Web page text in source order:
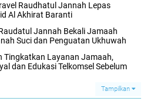
Raudhatul Jannah Lepas
Al Akhirat Baranti
Jannah Bekali Jamaah
Suci dan Penguatan Ukhuwah
Tingkatkan Layanan Jamaah,
dan Edukasi Telkomsel Sebelum
Tampilkan